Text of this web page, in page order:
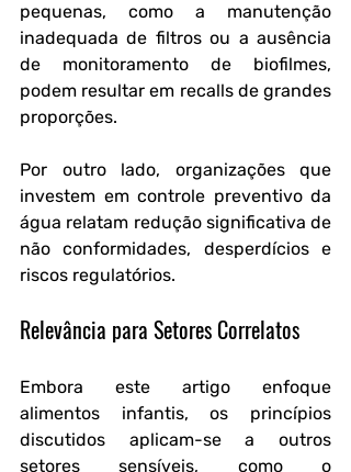
pequenas, como a manutenção
inadequada de filtros ou a ausência
de monitoramento de biofilmes,
podem resultar em recalls de grandes
proporções.
Por outro lado, organizações que
investem em controle preventivo da
água relatam redução significativa de
não conformidades, desperdícios e
riscos regulatórios.
Relevância para Setores Correlatos
Embora este artigo enfoque
alimentos infantis, os princípios
discutidos aplicam-se a outros
setores sensíveis, como o